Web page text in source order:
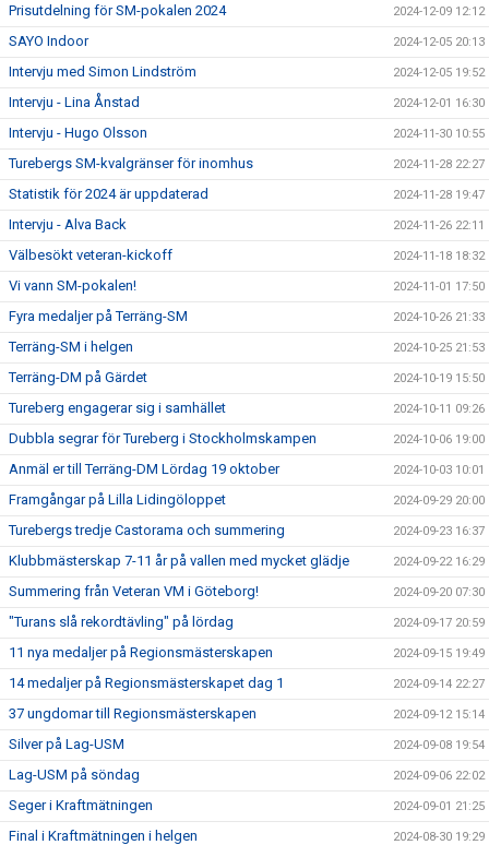
Prisutdelning för SM-pokalen 2024 2024-12-09 12:12
SAYO Indoor 2024-12-05 20:13
Intervju med Simon Lindström 2024-12-05 19:52
Intervju - Lina Ånstad 2024-12-01 16:30
Intervju - Hugo Olsson 2024-11-30 10:55
Turebergs SM-kvalgränser för inomhus 2024-11-28 22:27
Statistik för 2024 är uppdaterad 2024-11-28 19:47
Intervju - Alva Back 2024-11-26 22:11
Välbesökt veteran-kickoff 2024-11-18 18:32
Vi vann SM-pokalen! 2024-11-01 17:50
Fyra medaljer på Terräng-SM 2024-10-26 21:33
Terräng-SM i helgen 2024-10-25 21:53
Terräng-DM på Gärdet 2024-10-19 15:50
Tureberg engagerar sig i samhället 2024-10-11 09:26
Dubbla segrar för Tureberg i Stockholmskampen 2024-10-06 19:00
Anmäl er till Terräng-DM Lördag 19 oktober 2024-10-03 10:01
Framgångar på Lilla Lidingöloppet 2024-09-29 20:00
Turebergs tredje Castorama och summering 2024-09-23 16:37
Klubbmästerskap 7-11 år på vallen med mycket glädje 2024-09-22 16:29
Summering från Veteran VM i Göteborg! 2024-09-20 07:30
"Turans slå rekordtävling" på lördag 2024-09-17 20:59
11 nya medaljer på Regionsmästerskapen 2024-09-15 19:49
14 medaljer på Regionsmästerskapet dag 1 2024-09-14 22:27
37 ungdomar till Regionsmästerskapen 2024-09-12 15:14
Silver på Lag-USM 2024-09-08 19:54
Lag-USM på söndag 2024-09-06 22:02
Seger i Kraftmätningen 2024-09-01 21:25
Final i Kraftmätningen i helgen 2024-08-30 19:29